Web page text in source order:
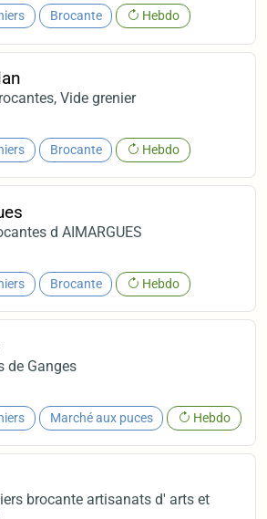
Brocante Hebdo
Vide grenier
Brocante Hebdo
d AIMARGUES
Brocante Hebdo
de Ganges
Marché aux puces Hebdo
brocante artisanats d' arts et